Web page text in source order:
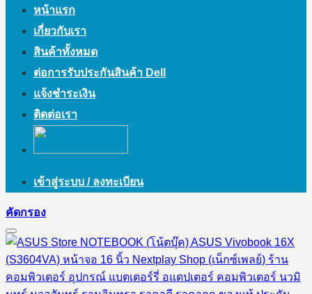
หน้าแรก
เกี่ยวกับเรา
สินค้าทั้งหมด
ต่อการรับประกันสินค้า Dell
แจ้งชำระเงิน
ติดต่อเรา
เข้าสู่ระบบ / ลงทะเบียน
คัดกรอง